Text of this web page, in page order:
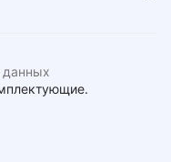
данных